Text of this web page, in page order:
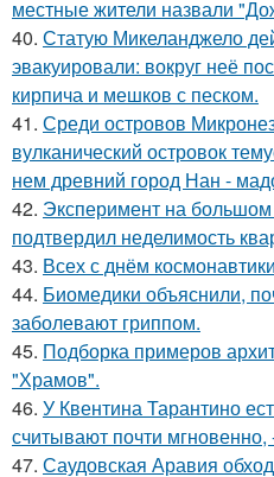
местные жители назвали
40. Статую Микеланджело
эвакуировали: вокруг неё
кирпича и мешков с песком.
41. Среди островов
вулканический островок
нем древний город Нан -
42. Эксперимент на
подтвердил неделимость
43. Всех с днём
44. Биомедики объяснили,
заболевают гриппом.
45. Подборка примеров
"Храмов".
46. У Квентина Тарантино
считывают почти
47. Саудовская Аравия